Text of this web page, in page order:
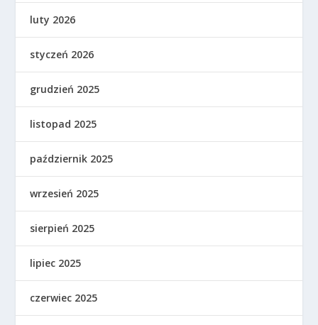
luty 2026
styczeń 2026
grudzień 2025
listopad 2025
październik 2025
wrzesień 2025
sierpień 2025
lipiec 2025
czerwiec 2025